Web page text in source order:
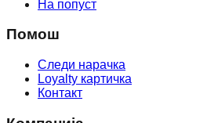
На попуст
Помош
Следи нарачка
Loyalty картичка
Контакт